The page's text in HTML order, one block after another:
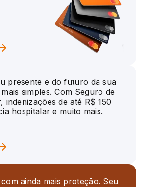
presente e do futuro da sua
simples. Com Seguro de
indenizações de até R$ 150
hospitalar e muito mais.
ainda mais proteção. Seu